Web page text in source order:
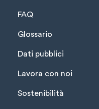
FAQ
Glossario
Dati pubblici
Lavora con noi
Sostenibilità